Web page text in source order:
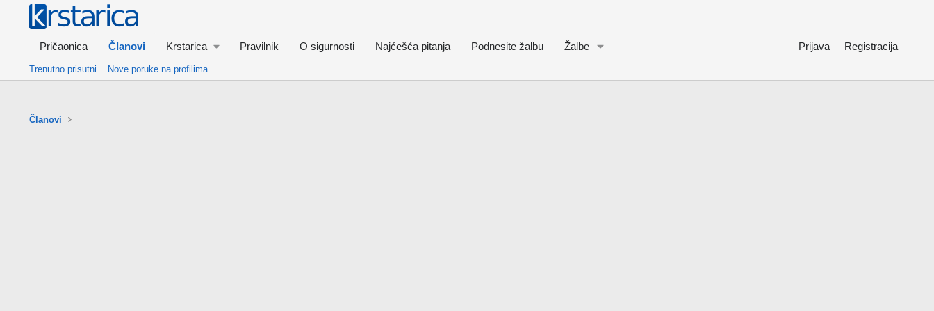
Pričaonica Članovi Krstarica Pravilnik O sigurnosti Najćešća pitanja Podnesite žalbu Žalbe Prijava Registracija
Trenutno prisutni Nove poruke na profilima
Članovi